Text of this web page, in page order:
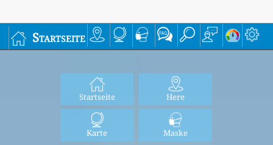
Startseite
Startseite Here
Karte Maske